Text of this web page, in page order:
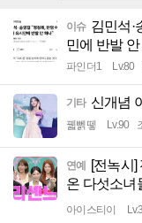
이슈 김민석·
민에 반발
파인더1 Lv.80
기타 신개념
꿻뻵뗗 Lv.90
연예 [전녹시
온 다섯소녀
아이스티이